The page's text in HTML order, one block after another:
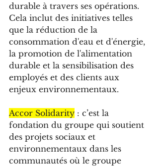
durable à travers ses opérations.
Cela inclut des initiatives telles
que la réduction de la
consommation d'eau et d'énergie,
la promotion de l'alimentation
durable et la sensibilisation des
employés et des clients aux
enjeux environnementaux.
Accor Solidarity : c’est la
fondation du groupe qui soutient
des projets sociaux et
environnementaux dans les
communautés où le groupe